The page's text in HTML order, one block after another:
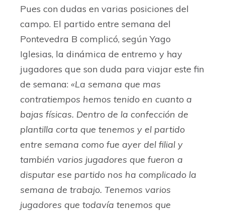
Pues con dudas en varias posiciones del
campo. El partido entre semana del
Pontevedra B complicó, según Yago
Iglesias, la dinámica de entremo y hay
jugadores que son duda para viajar este fin
de semana: «La semana que mas
contratiempos hemos tenido en cuanto a
bajas físicas. Dentro de la confección de
plantilla corta que tenemos y el partido
entre semana como fue ayer del filial y
también varios jugadores que fueron a
disputar ese partido nos ha complicado la
semana de trabajo. Tenemos varios
jugadores que todavía tenemos que